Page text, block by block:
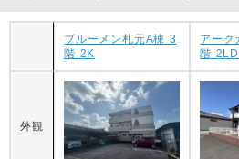
ブルーメン札元A棟 3
階 2K
アーク
階
外観